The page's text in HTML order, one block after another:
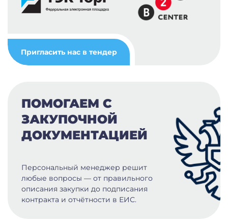
Пригласить нас в тендер
ПОМОГАЕМ С
ЗАКУПОЧНОЙ
ДОКУМЕНТАЦИЕЙ
Персональный менеджер решит
любые вопросы — от правильного
описания закупки до подписания
контракта и отчётности в ЕИС.